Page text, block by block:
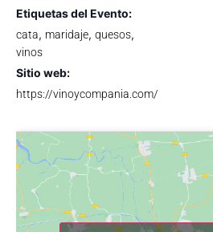
Etiquetas del Evento:
cata, maridaje, quesos,
vinos
Sitio web:
https://vinoycompania.com/